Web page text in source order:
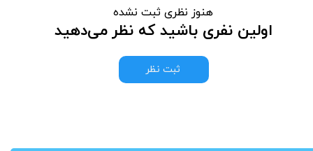
هنوز نظری ثبت نشده
اولین نفری باشید که نظر می‌دهید
ثبت نظر